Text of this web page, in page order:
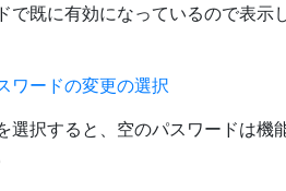
で既に有効になっているので表示
選択すると、空のパスワードは機